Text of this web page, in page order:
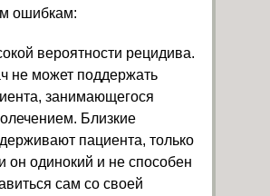
ошибкам:
вероятности рецидива.
не может поддержать
занимающегося
Близкие
пациента, только
он одинокий и не способен
сам со своей